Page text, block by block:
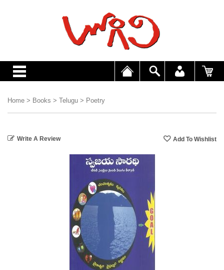
Home > Books > Telugu > Poetry
Write A Review